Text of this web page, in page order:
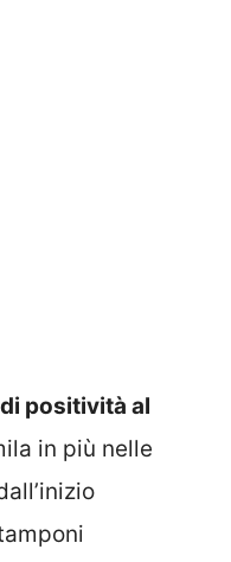
positività al
in più nelle